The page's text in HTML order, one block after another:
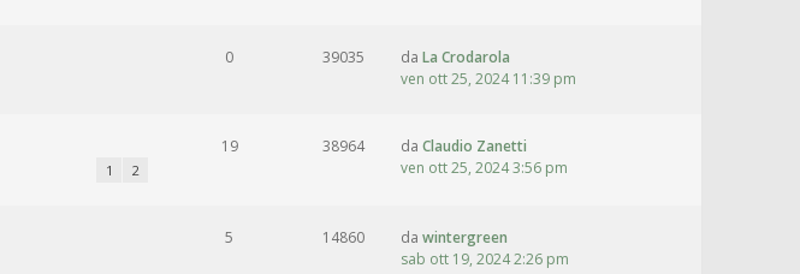
0 39035 da La Crodarola
ven ott 25, 2024 11:39 pm
1 2
19 38964 da Claudio Zanetti
ven ott 25, 2024 3:56 pm
5 14860 da wintergreen
sab ott 19, 2024 2:26 pm